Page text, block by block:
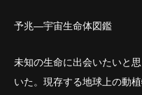
予兆―宇宙生命体図鑑
未知の生命に出会いたいと
いた。現存する地球上の動